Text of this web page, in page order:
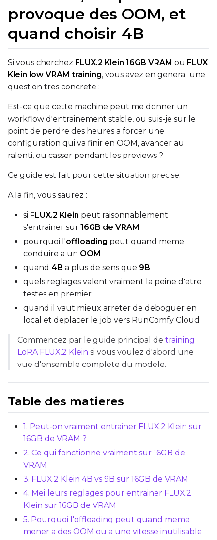
qfloat8 (default)
Text Encoder
ToggleCompile Model
Compile Model
TARGET
Target Type
LoRA
Data Type
BF16
Save Every
Max Step Saves to Keep
TRAINING
Batch Size
Steps
provoque des OOM, et
quand choisir 4B
Si vous cherchez FLUX.2 Klein 16GB VRAM ou FLUX
Klein low VRAM training, vous avez en general une
question tres concrete :
Est-ce que cette machine peut me donner un
workflow d'entrainement stable, ou suis-je sur le
point de perdre des heures a forcer une
configuration qui va finir en OOM, avancer au
ralenti, ou casser pendant les previews ?
Ce guide est fait pour cette situation precise.
A la fin, vous saurez :
si FLUX.2 Klein peut raisonnablement
s'entrainer sur 16GB de VRAM
pourquoi l'offloading peut quand meme
conduire a un OOM
quand 4B a plus de sens que 9B
quels reglages valent vraiment la peine d'etre
testes en premier
quand il vaut mieux arreter de deboguer en
local et deplacer le job vers RunComfy Cloud
Commencez par le guide principal de training
LoRA FLUX.2 Klein si vous voulez d'abord une
vue d'ensemble complete du modele.
Table des matieres
1. Peut-on vraiment entrainer FLUX.2 Klein sur
16GB de VRAM ?
2. Ce qui fonctionne vraiment sur 16GB de
VRAM
3. FLUX.2 Klein 4B vs 9B sur 16GB de VRAM
4. Meilleurs reglages pour entrainer FLUX.2
Klein sur 16GB de VRAM
5. Pourquoi l'offloading peut quand meme
mener a des OOM ou a une vitesse inutilisable